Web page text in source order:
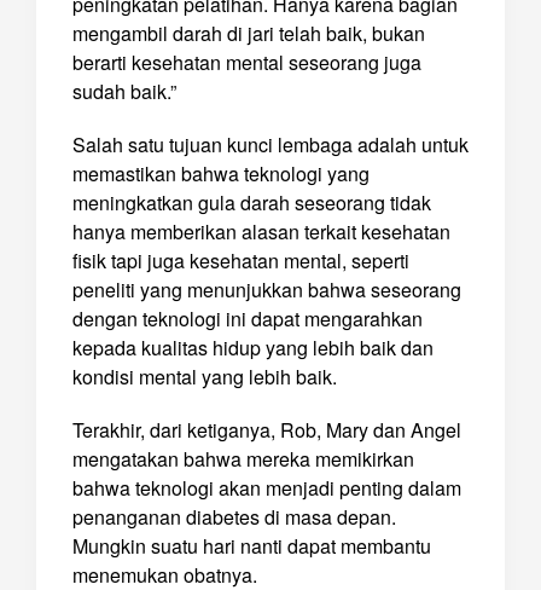
mengambil darah di jari telah baik, bukan
berarti kesehatan mental seseorang juga
sudah baik.”
Salah satu tujuan kunci lembaga adalah untuk
memastikan bahwa teknologi yang
meningkatkan gula darah seseorang tidak
hanya memberikan alasan terkait kesehatan
fisik tapi juga kesehatan mental, seperti
peneliti yang menunjukkan bahwa seseorang
dengan teknologi ini dapat mengarahkan
kepada kualitas hidup yang lebih baik dan
kondisi mental yang lebih baik.
Terakhir, dari ketiganya, Rob, Mary dan Angel
mengatakan bahwa mereka memikirkan
bahwa teknologi akan menjadi penting dalam
penanganan diabetes di masa depan.
Mungkin suatu hari nanti dapat membantu
menemukan obatnya.